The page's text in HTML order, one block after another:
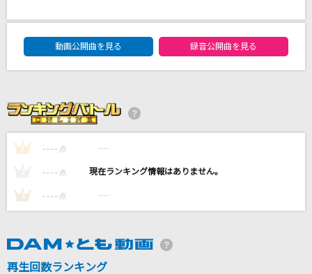
好きすぎて滅！
M!LK
[生音]素直
[生音]マリーゴールド
DAM★ともボーカルエントリーランキング
動画公開曲を見る
録音公開曲を見る
1 ---- 点 ----
---- 点 ----
3 ---- 点 ----
再生回数ランキング